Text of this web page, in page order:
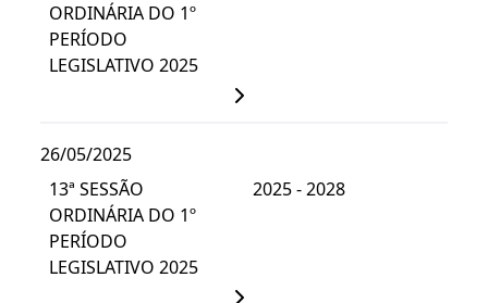
ORDINÁRIA DO 1º
PERÍODO
LEGISLATIVO 2025
26/05/2025
13ª SESSÃO
ORDINÁRIA DO 1º
PERÍODO
LEGISLATIVO 2025
2025 - 2028